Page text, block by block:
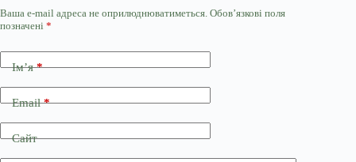
Ваша e-mail адреса не оприлюднюватиметься. Обов’язкові поля
позначені *
Ім’я*
Email*
Сайт